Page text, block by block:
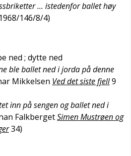
… istedenfor ballet høy
1968/146/8/4)
ned ; dytte ned
ble ballet ned i jorda på denne
Mikkelsen Ved det siste fjell9
inn på sengen og ballet ned i
FalkbergetSimen Mustrøen og
34)